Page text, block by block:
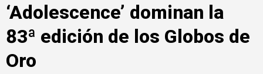
‘Adolescence’ dominan la
83ª edición de los Globos de
Oro